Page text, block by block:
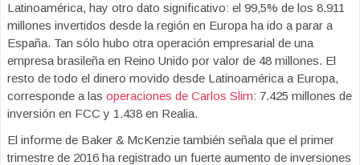
Latinoamérica, hay otro dato significativo: el 99,5% de los 8.911
millones invertidos desde la región en Europa ha ido a parar a
España. Tan sólo hubo otra operación empresarial de una
empresa brasileña en Reino Unido por valor de 48 millones. El
resto de todo el dinero movido desde Latinoamérica a Europa,
corresponde a las operaciones de Carlos Slim: 7.425 millones de
inversión en FCC y 1.438 en Realia.
El informe de Baker & McKenzie también señala que el primer
trimestre de 2016 ha registrado un fuerte aumento de inversiones